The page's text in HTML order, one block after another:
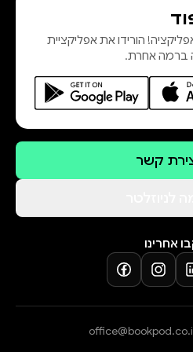
הורידו את אפליקציית
ברמה אחרת.
קשר
אחרינו